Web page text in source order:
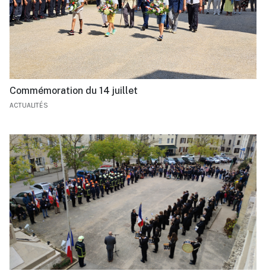
Commémoration du 14 juillet
ACTUALITÉS